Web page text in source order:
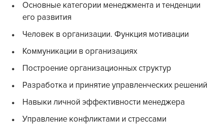
Основные категории менеджмента и тенденции
его развития
Человек в организации. Функция мотивации
Коммуникации в организациях
Построение организационных структур
Разработка и принятие управленческих решений
Навыки личной эффективности менеджера
Управление конфликтами и стрессами